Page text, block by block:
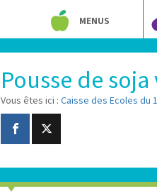
MENUS
Pousse de
Vous êtes ici : Caisse des Ecoles du